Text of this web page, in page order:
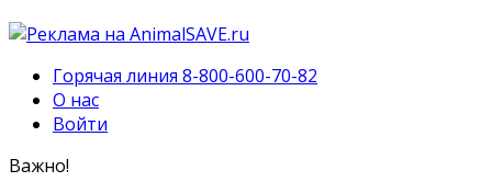
Горячая линия 8-800-600-70-82
О нас
Войти
Важно!